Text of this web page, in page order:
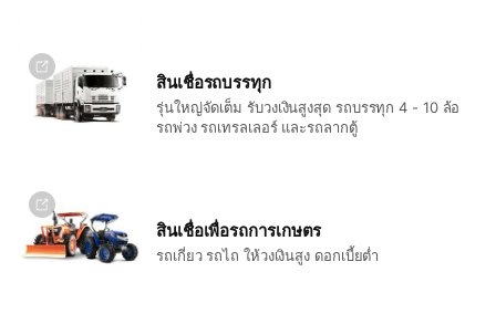
สินเชื่อรถบรรทุก
รุ่นใหญ่จัดเต็ม รับวงเงินสูงสุด รถบรรทุก 4 - 10 ล้อ
รถพ่วง รถเทรลเลอร์ และรถลากตู้
สินเชื่อเพื่อรถการเกษตร
รถเกี่ยว รถไถ ให้วงเงินสูง ดอกเบี้ยต่ำ